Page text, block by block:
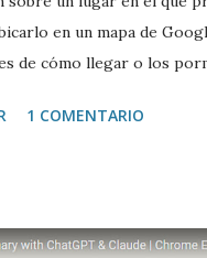
en un mapa de
de cómo llegar o los
este portal. Descargar
1 COMENTARIO